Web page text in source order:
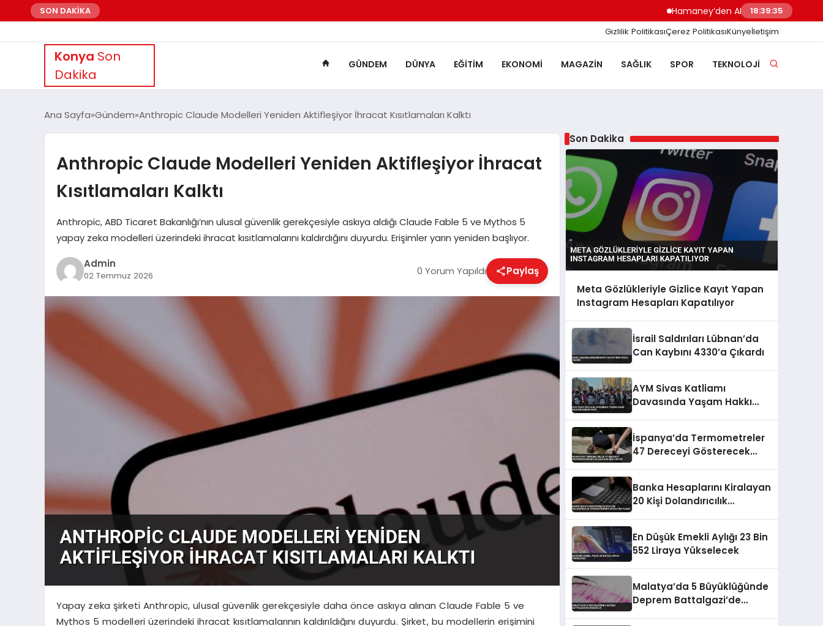
SON DAKİKA Hamaney’den ABD’ye Sert Tepki
18:39:36
Gizlilik PolitikasıÇerez PolitikasıKünyeİletişim
Konya Son
Dakika
GÜNDEM DÜNYA EĞITIM EKONOMI MAGAZIN SAĞLIK SPOR TEKNOLOJI
Ana Sayfa Gündem Anthropic Claude Modelleri Yeniden Aktifleşiyor İhracat Kısıtlamaları Kalktı
Anthropic Claude Modelleri Yeniden Aktifleşiyor İhracat
Kısıtlamaları Kalktı
Anthropic, ABD Ticaret Bakanlığı’nın ulusal güvenlik gerekçesiyle askıya aldığı Claude Fable 5 ve Mythos 5
yapay zeka modelleri üzerindeki ihracat kısıtlamalarını kaldırdığını duyurdu. Erişimler yarın yeniden başlıyor.
Admin
02 Temmuz 2026 0 Yorum Yapıldı Paylaş
Yapay zeka şirketi Anthropic, ulusal güvenlik gerekçesiyle daha önce askıya alınan Claude Fable 5 ve
Mythos 5 modelleri üzerindeki ihracat kısıtlamalarının kaldırıldığını duyurdu. Şirket, bu modellerin erişimini
Son Dakika
Meta Gözlükleriyle Gizlice Kayıt Yapan
Instagram Hesapları Kapatılıyor
İsrail Saldırıları Lübnan’da
Can Kaybını 4330’a Çıkardı
AYM Sivas Katliamı
Davasında Yaşam Hakkı
İspanya’da Termometreler
47 Dereceyi Gösterecek
Banka Hesaplarını Kiralayan
20 Kişi Dolandırıcılık
En Düşük Emekli Aylığı 23 Bin
552 Liraya Yükselecek
Malatya’da 5 Büyüklüğünde
Deprem Battalgazi’de